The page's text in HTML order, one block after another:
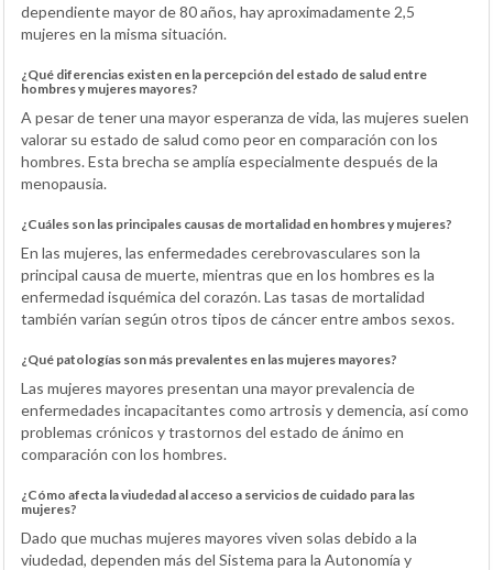
dependiente mayor de 80 años, hay aproximadamente 2,5
mujeres en la misma situación.
¿Qué diferencias existen en la percepción del estado de salud entre
hombres y mujeres mayores?
A pesar de tener una mayor esperanza de vida, las mujeres suelen
valorar su estado de salud como peor en comparación con los
hombres. Esta brecha se amplía especialmente después de la
menopausia.
¿Cuáles son las principales causas de mortalidad en hombres y mujeres?
En las mujeres, las enfermedades cerebrovasculares son la
principal causa de muerte, mientras que en los hombres es la
enfermedad isquémica del corazón. Las tasas de mortalidad
también varían según otros tipos de cáncer entre ambos sexos.
¿Qué patologías son más prevalentes en las mujeres mayores?
Las mujeres mayores presentan una mayor prevalencia de
enfermedades incapacitantes como artrosis y demencia, así como
problemas crónicos y trastornos del estado de ánimo en
comparación con los hombres.
¿Cómo afecta la viudedad al acceso a servicios de cuidado para las
mujeres?
Dado que muchas mujeres mayores viven solas debido a la
viudedad, dependen más del Sistema para la Autonomía y